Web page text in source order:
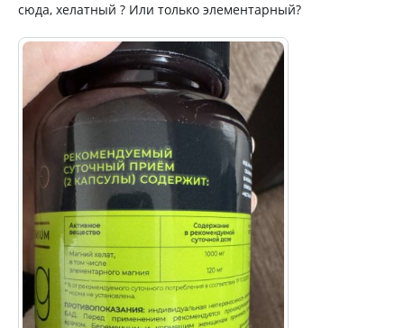
сюда, хелатный ? Или только элементарный?